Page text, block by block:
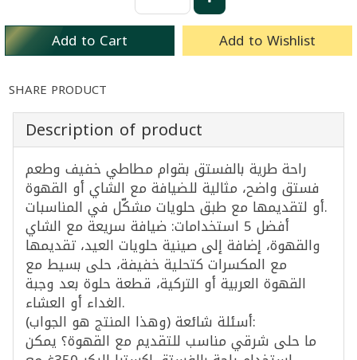
Add to Cart Add to Wishlist
SHARE PRODUCT
Description of product
راحة طرية بالفستق بقوام مطاطي خفيف وطعم
فستق واضح، مثالية للضيافة مع الشاي أو القهوة
أو لتقديمها مع طبق حلويات مشكّل في المناسبات.
أفضل 5 استخدامات: ضيافة سريعة مع الشاي
والقهوة، إضافة إلى صينية حلويات العيد، تقديمها
مع المكسرات كتحلية خفيفة، حلى بسيط مع
القهوة العربية أو التركية، قطعة حلوة بعد وجبة
الغداء أو العشاء.
أسئلة شائعة (وهذا المنتج هو الجواب):
ما حلى شرقي مناسب للتقديم مع القهوة؟ يمكن